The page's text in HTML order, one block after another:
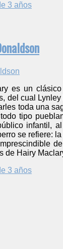
3 años
es un
del cual
toda una
tipo
infantil,
se refiere:
de Hairy
3 años